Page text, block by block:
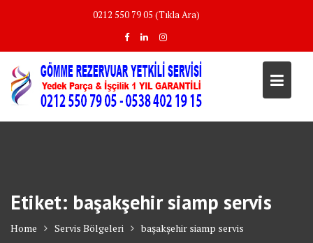
0212 550 79 05 (Tıkla Ara)
Etiket: başakşehir siamp servis
Home Servis Bölgeleri başakşehir siamp servis